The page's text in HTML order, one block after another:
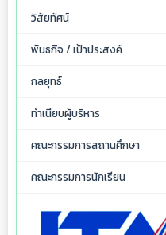
วิสัยทัศน์
พันธกิจ / เป้าประสงค์
กลยุทธ์
ทำเนียบผู้บริหาร
คณะกรรมการสถานศึกษา
คณะกรรมการนักเรียน